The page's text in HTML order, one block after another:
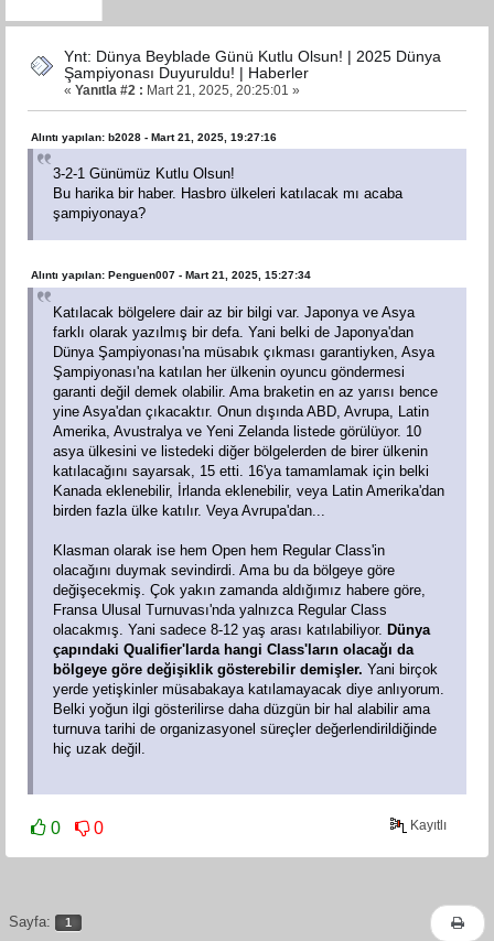
Ynt: Dünya Beyblade Günü Kutlu Olsun! | 2025 Dünya
Şampiyonası Duyuruldu! | Haberler
« Yanıtla #2 : Mart 21, 2025, 20:25:01 »
Alıntı yapılan: b2028 - Mart 21, 2025, 19:27:16
3-2-1 Günümüz Kutlu Olsun!
Bu harika bir haber. Hasbro ülkeleri katılacak mı acaba
şampiyonaya?
Alıntı yapılan: Penguen007 - Mart 21, 2025, 15:27:34
Katılacak bölgelere dair az bir bilgi var. Japonya ve Asya
farklı olarak yazılmış bir defa. Yani belki de Japonya'dan
Dünya Şampiyonası'na müsabık çıkması garantiyken, Asya
Şampiyonası'na katılan her ülkenin oyuncu göndermesi
garanti değil demek olabilir. Ama braketin en az yarısı bence
yine Asya'dan çıkacaktır. Onun dışında ABD, Avrupa, Latin
Amerika, Avustralya ve Yeni Zelanda listede görülüyor. 10
asya ülkesini ve listedeki diğer bölgelerden de birer ülkenin
katılacağını sayarsak, 15 etti. 16'ya tamamlamak için belki
Kanada eklenebilir, İrlanda eklenebilir, veya Latin Amerika'dan
birden fazla ülke katılır. Veya Avrupa'dan...
Klasman olarak ise hem Open hem Regular Class'in
olacağını duymak sevindirdi. Ama bu da bölgeye göre
değişecekmiş. Çok yakın zamanda aldığımız habere göre,
Fransa Ulusal Turnuvası'nda yalnızca Regular Class
olacakmış. Yani sadece 8-12 yaş arası katılabiliyor. Dünya
çapındaki Qualifier'larda hangi Class'ların olacağı da
bölgeye göre değişiklik gösterebilir demişler. Yani birçok
yerde yetişkinler müsabakaya katılamayacak diye anlıyorum.
Belki yoğun ilgi gösterilirse daha düzgün bir hal alabilir ama
turnuva tarihi de organizasyonel süreçler değerlendirildiğinde
hiç uzak değil.
0 0 Kayıtlı
Sayfa: 1